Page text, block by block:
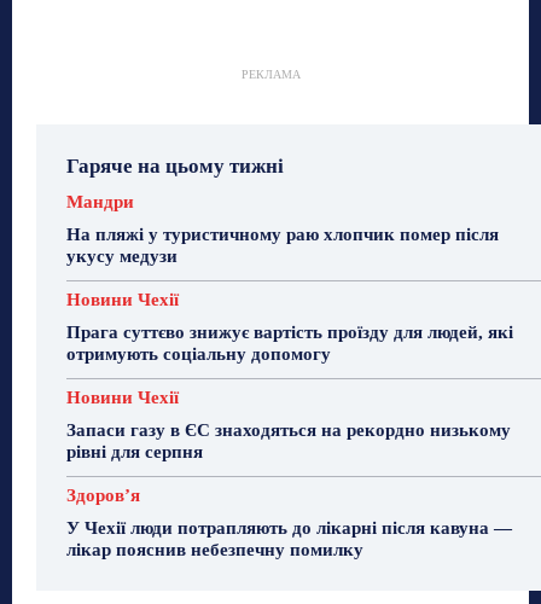
РЕКЛАМА
Гаряче на цьому тижні
Мандри
На пляжі у туристичному раю хлопчик помер після
укусу медузи
Новини Чехії
Прага суттєво знижує вартість проїзду для людей, які
отримують соціальну допомогу
Новини Чехії
Запаси газу в ЄС знаходяться на рекордно низькому
рівні для серпня
Здоровʼя
У Чехії люди потрапляють до лікарні після кавуна —
лікар пояснив небезпечну помилку